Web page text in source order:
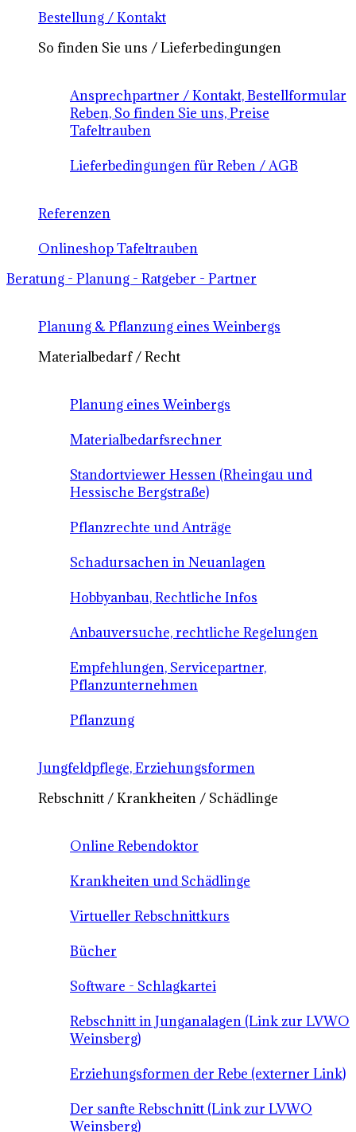
Bestellung / Kontakt
So finden Sie uns / Lieferbedingungen
Ansprechpartner / Kontakt, Bestellformular
Reben, So finden Sie uns, Preise
Tafeltrauben
Lieferbedingungen für Reben / AGB
Referenzen
Onlineshop Tafeltrauben
Beratung - Planung - Ratgeber - Partner
Planung & Pflanzung eines Weinbergs
Materialbedarf / Recht
Planung eines Weinbergs
Materialbedarfsrechner
Standortviewer Hessen (Rheingau und
Hessische Bergstraße)
Pflanzrechte und Anträge
Schadursachen in Neuanlagen
Hobbyanbau, Rechtliche Infos
Anbauversuche, rechtliche Regelungen
Empfehlungen, Servicepartner,
Pflanzunternehmen
Pflanzung
Jungfeldpflege, Erziehungsformen
Rebschnitt / Krankheiten / Schädlinge
Online Rebendoktor
Krankheiten und Schädlinge
Virtueller Rebschnittkurs
Bücher
Software - Schlagkartei
Rebschnitt in Junganalagen (Link zur LVWO
Weinsberg)
Erziehungsformen der Rebe (externer Link)
Der sanfte Rebschnitt (Link zur LVWO
Weinsberg)